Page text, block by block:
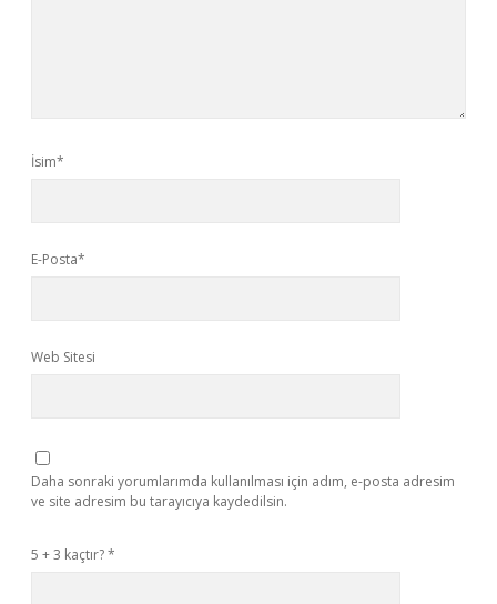
İsim*
E-Posta*
Web Sitesi
Daha sonraki yorumlarımda kullanılması için adım, e-posta adresim
ve site adresim bu tarayıcıya kaydedilsin.
5 + 3 kaçtır?*